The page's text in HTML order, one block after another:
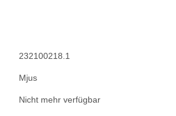
232100218.1
Mjus
Nicht mehr verfügbar